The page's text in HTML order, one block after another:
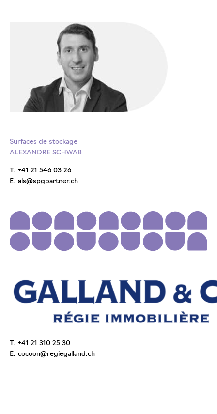
Surfaces de stockage
ALEXANDRE SCHWAB
T. +41 21 546 03 26
E. als@spgpartner.ch
T. +41 21 310 25 30
E. cocoon@regiegalland.ch